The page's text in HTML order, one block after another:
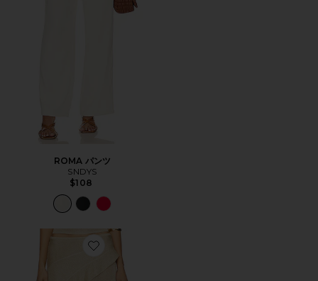
ROMA パンツ
SNDYS
$108
Favorite PALISADES スカート